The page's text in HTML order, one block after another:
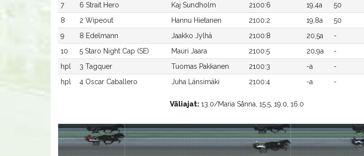
7
6 Strait Hero Kaj Sundholm 2100:6 19,4a 50
8
2 Wipeout Hannu Hietanen 2100:2 19,8a 50
9
8 Edelmann Jaakko Jylhä 2100:8 20,5a -
10
5 Staro Night Cap (SE) Mauri Jaara 2100:5 20,9a -
hpl
3 Tagquer Tuomas Pakkanen 2100:3 -a -
hpl
4 Oscar Caballero Juha Länsimäki 2100:4 -a -
Väliajat: 13.0/Maria Sånna, 15.5, 19.0, 16.0